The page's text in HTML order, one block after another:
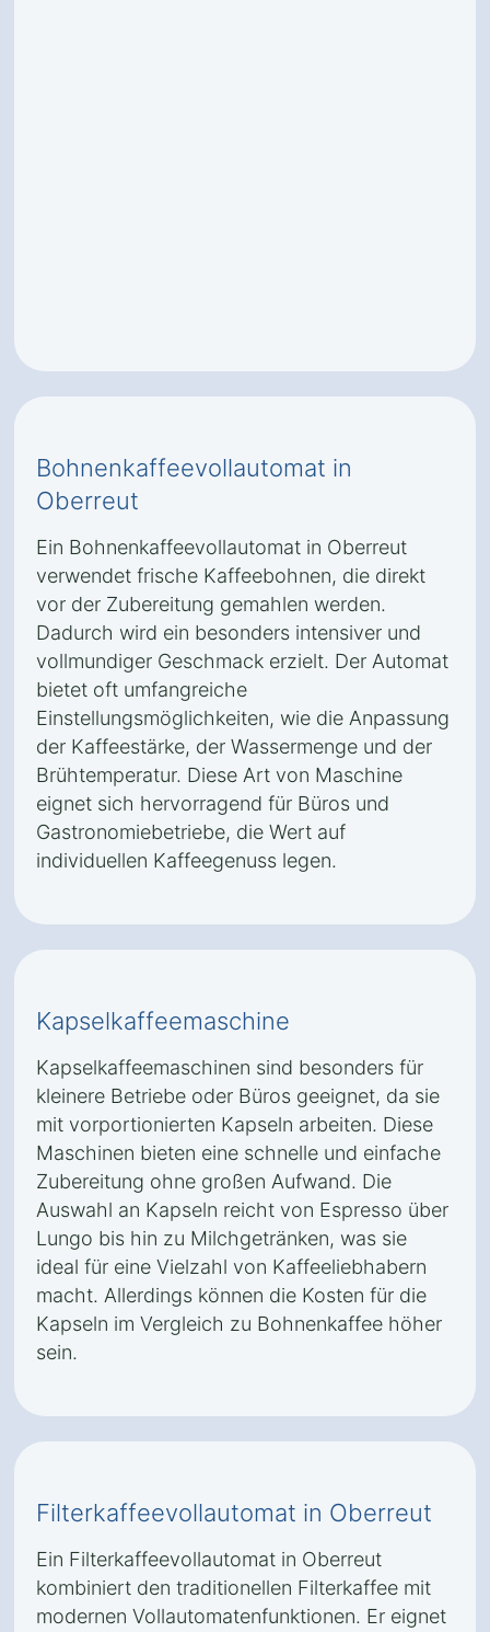
Bohnenkaffeevollautomat in
Oberreut
Ein Bohnenkaffeevollautomat in Oberreut
verwendet frische Kaffeebohnen, die direkt
vor der Zubereitung gemahlen werden.
Dadurch wird ein besonders intensiver und
vollmundiger Geschmack erzielt. Der Automat
bietet oft umfangreiche
Einstellungsmöglichkeiten, wie die Anpassung
der Kaffeestärke, der Wassermenge und der
Brühtemperatur. Diese Art von Maschine
eignet sich hervorragend für Büros und
Gastronomiebetriebe, die Wert auf
individuellen Kaffeegenuss legen.
Kapselkaffeemaschine
Kapselkaffeemaschinen sind besonders für
kleinere Betriebe oder Büros geeignet, da sie
mit vorportionierten Kapseln arbeiten. Diese
Maschinen bieten eine schnelle und einfache
Zubereitung ohne großen Aufwand. Die
Auswahl an Kapseln reicht von Espresso über
Lungo bis hin zu Milchgetränken, was sie
ideal für eine Vielzahl von Kaffeeliebhabern
macht. Allerdings können die Kosten für die
Kapseln im Vergleich zu Bohnenkaffee höher
sein.
Filterkaffeevollautomat in Oberreut
Ein Filterkaffeevollautomat in Oberreut
kombiniert den traditionellen Filterkaffee mit
modernen Vollautomatenfunktionen. Er eignet